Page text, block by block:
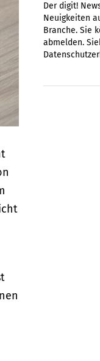
Der digit!
Neuigkeiten
Branche. Sie
abmelden.